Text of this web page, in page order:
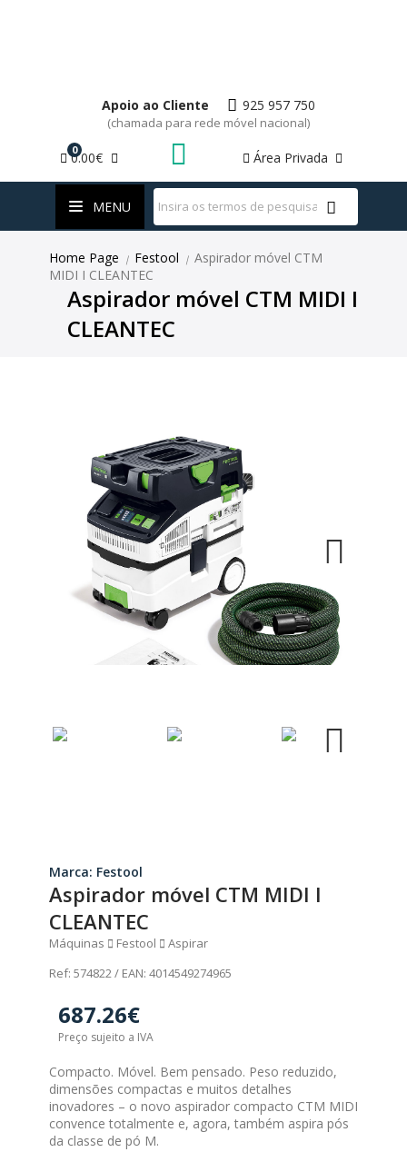
WhatsApp
Apoio ao Cliente 925 957 750
(chamada para rede móvel nacional)
Área Privada
0
0.00€
MENU
Home Page | Festool | Aspirador móvel CTM
MIDI I CLEANTEC
Aspirador móvel CTM MIDI I
CLEANTEC
Next
Marca: Festool
Aspirador móvel CTM MIDI I
CLEANTEC
Máquinas Festool
Aspirar
Ref: 574822 / EAN: 4014549274965
687.26€
Preço sujeito a IVA
Compacto. Móvel. Bem pensado. Peso reduzido,
dimensões compactas e muitos detalhes
inovadores – o novo aspirador compacto CTM MIDI
convence totalmente e, agora, também aspira pós
da classe de pó M.